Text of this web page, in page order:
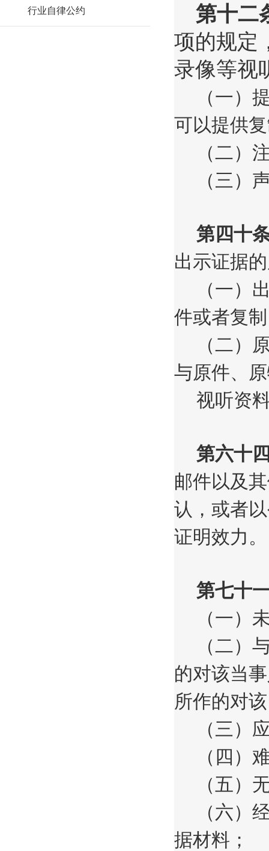
行业自律公约
第十二
项的规定
录像等视
（一）
可以提供
（二）
（三）
第四十
出示证据
（一）
件或者复
（二）
与原件、
视听资
第六十
邮件以及
认，或者
证明效力。
第七十
（一）
（二）
的对该当
所作的对
（三）
（四）
（五）
（六）
据材料；